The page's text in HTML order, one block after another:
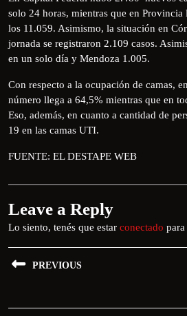
solo 24 horas, mientras que en
los 11.059. Asimismo, la situación en
jornada se registraron 2.109 casos.
en un solo día y Mendoza 1.005.
Con respecto a la ocupación de camas,
número llega a 64,5% mientras que en
Eso, además, en cuanto a cantidad de
19 en las camas UTI.
FUENTE: EL DESTAPE WEB
Leave a Reply
Lo siento, tenés que estar conectado
PREVIOUS